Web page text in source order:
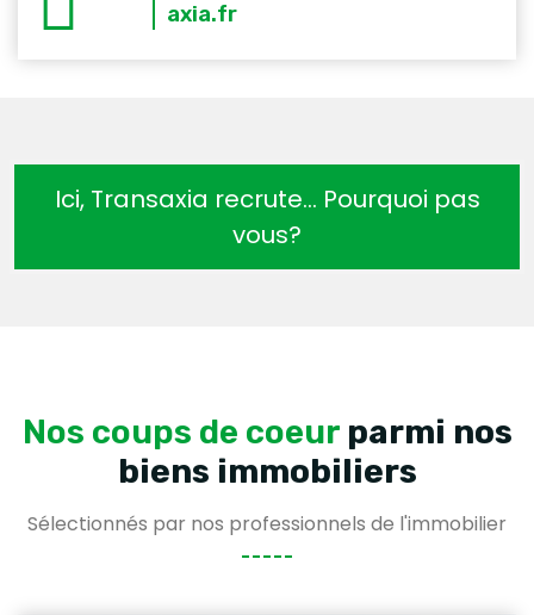
axia.fr
Ici, Transaxia recrute… Pourquoi pas
vous?
Nos coups de coeur parmi nos
biens immobiliers
Sélectionnés par nos professionnels de l'immobilier